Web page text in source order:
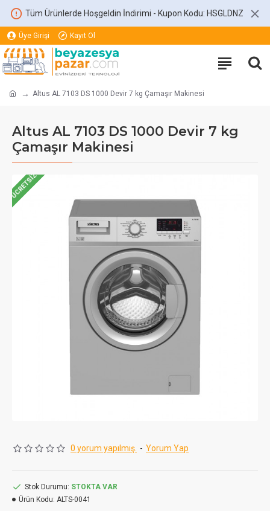
Tüm Ürünlerde Hoşgeldin İndirimi - Kupon Kodu: HSGLDNZ
Üye Girişi Kayıt Ol
Altus AL 7103 DS 1000 Devir 7 kg Çamaşır Makinesi
Altus AL 7103 DS 1000 Devir 7 kg
Çamaşır Makinesi
ÜCRETSIZ
0 yorum yapılmış. - Yorum Yap
Stok Durumu: STOKTA VAR
Ürün Kodu: ALTS-0041